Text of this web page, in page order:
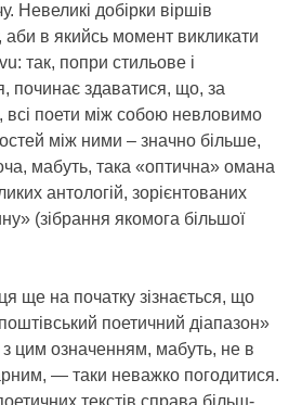
Невеликі добірки віршів
в якийсь момент викликати
так, попри стильове і
починає здаватися, що, за
поети між собою невловимо
між ними – значно більше,
мабуть, така «оптична» омана
антологій, зорієнтованих
(зібрання якомога більшої
ще на початку зізнається, що
поетичний діапазон»
з цим означенням, мабуть, не в
— таки неважко погодитися.
текстів справа більш-